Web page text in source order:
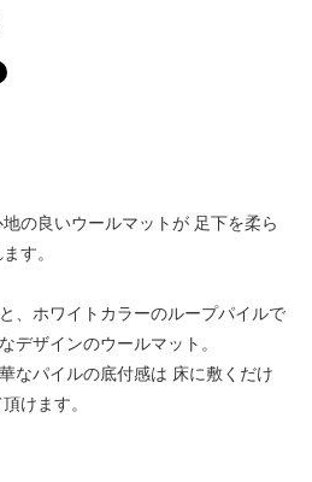
の良いウールマットが 足下を柔ら
す。
、ホワイトカラーのループパイルで
デザインのウールマット。
なパイルの底付感は 床に敷くだけ
けます。